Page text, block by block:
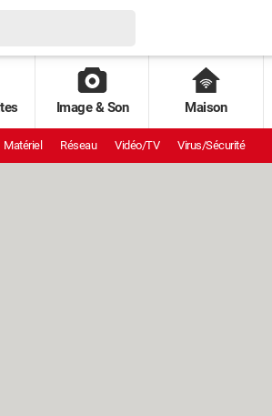
Image & Son Maison
Matériel Réseau Vidéo/TV Virus/Sécurité